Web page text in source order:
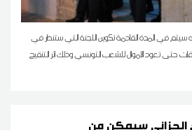
في المدة القادمة تكوين اللجنة التي ستنظر في
حتى تعود الأموال للشعب التونسي وذلك اثر التنقيح
سيمكن من